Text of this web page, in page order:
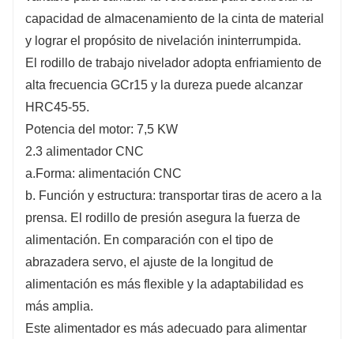
capacidad de almacenamiento de la cinta de material
y lograr el propósito de nivelación ininterrumpida.
El rodillo de trabajo nivelador adopta enfriamiento de
alta frecuencia GCr15 y la dureza puede alcanzar
HRC45-55.
Potencia del motor: 7,5 KW
2.3 alimentador CNC
a.Forma: alimentación CNC
b. Función y estructura: transportar tiras de acero a la
prensa. El rodillo de presión asegura la fuerza de
alimentación. En comparación con el tipo de
abrazadera servo, el ajuste de la longitud de
alimentación es más flexible y la adaptabilidad es
más amplia.
Este alimentador es más adecuado para alimentar